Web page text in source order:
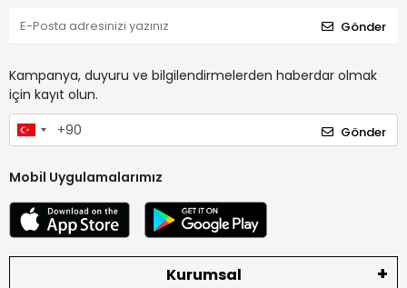
Gönder
Kampanya, duyuru ve bilgilendirmelerden haberdar olmak
için kayıt olun.
Gönder
Mobil Uygulamalarımız
Kurumsal